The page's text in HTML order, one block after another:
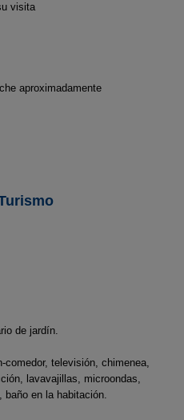
visita
aproximadamente
de jardín.
comedor, televisión, chimenea,
lavavajillas, microondas,
baño en la habitación.